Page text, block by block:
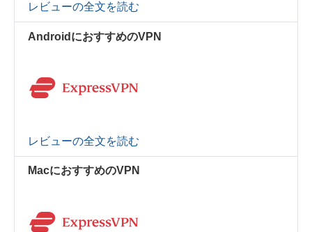
レビューの全文を読む
AndroidにおすすめのVPN
レビューの全文を読む
MacにおすすめのVPN